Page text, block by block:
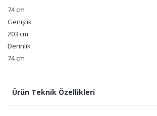
74 cm
Genişlik
203 cm
Derinlik
74 cm
Ürün Teknik Özellikleri